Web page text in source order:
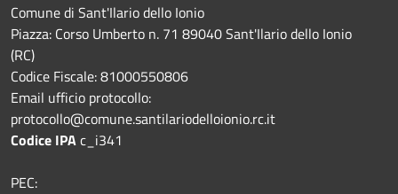
Comune di Sant'Ilario dello Ionio
Piazza: Corso Umberto n. 71 89040 Sant'Ilario dello Ionio
(RC)
Codice Fiscale: 81000550806
Email ufficio protocollo:
protocollo@comune.santilariodelloionio.rc.it
Codice IPAc_i341
PEC: